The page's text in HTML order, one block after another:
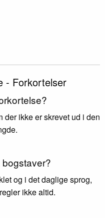
- Forkortelser
der ikke er skrevet ud i den
og i det daglige sprog,
ikke altid.